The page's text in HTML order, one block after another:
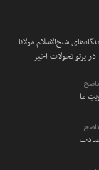
شیخ‌الاسلام مولانا
پرتو تحولات اخیر
ما